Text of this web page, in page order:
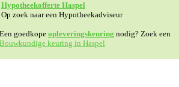
Hypotheekofferte Haspel
Op zoek naar een Hypotheekadviseur
Een goedkope opleveringskeuring nodig? Zoek een
Bouwkundige keuring in Haspel